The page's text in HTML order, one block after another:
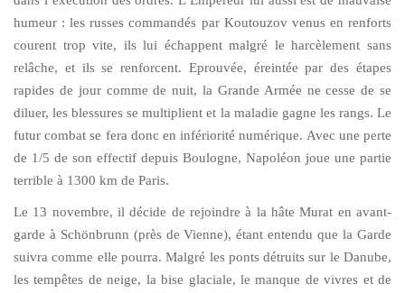
humeur : les russes commandés par Koutouzov venus en renforts
courent trop vite, ils lui échappent malgré le harcèlement sans
relâche, et ils se renforcent. Eprouvée, éreintée par des étapes
rapides de jour comme de nuit, la Grande Armée ne cesse de se
diluer, les blessures se multiplient et la maladie gagne les rangs. Le
futur combat se fera donc en infériorité numérique. Avec une perte
de 1/5 de son effectif depuis Boulogne, Napoléon joue une partie
terrible à 1300 km de Paris.
Le 13 novembre, il décide de rejoindre à la hâte Murat en avant-
garde à Schönbrunn (près de Vienne), étant entendu que la Garde
suivra comme elle pourra. Malgré les ponts détruits sur le Danube,
les tempêtes de neige, la bise glaciale, le manque de vivres et de